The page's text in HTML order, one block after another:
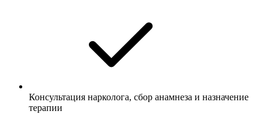
Консультация нарколога, сбор анамнеза и назначение
терапии